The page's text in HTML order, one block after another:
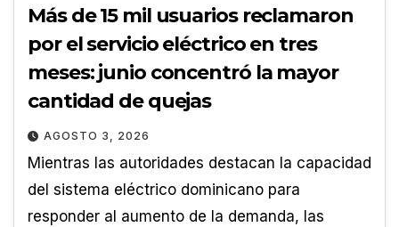
Más de 15 mil usuarios reclamaron
por el servicio eléctrico en tres
meses: junio concentró la mayor
cantidad de quejas
AGOSTO 3, 2026
Mientras las autoridades destacan la capacidad
del sistema eléctrico dominicano para
responder al aumento de la demanda, las